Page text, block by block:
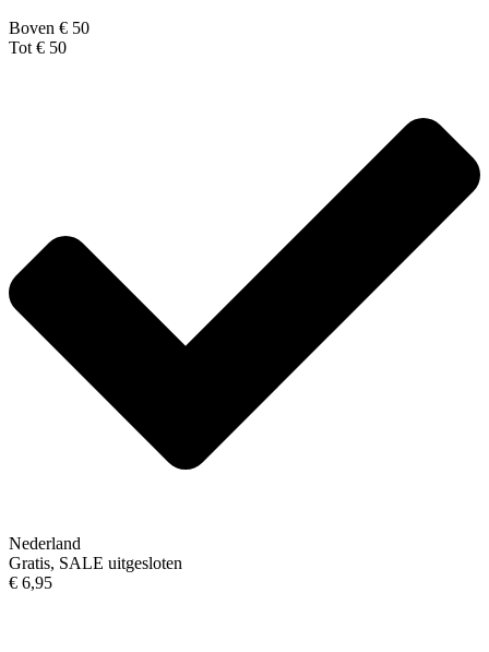
Boven € 50
Tot € 50
Nederland
Gratis, SALE uitgesloten
€ 6,95